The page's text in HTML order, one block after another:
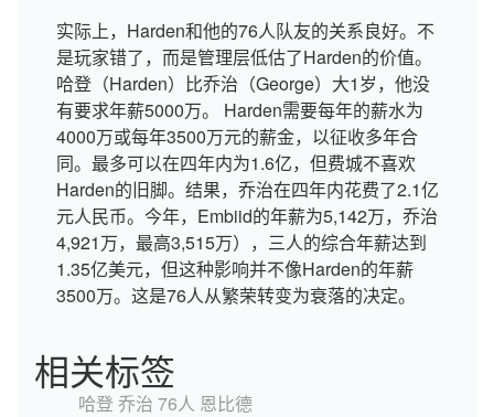
实际上，Harden和他的76人队友的关系良好。不
是玩家错了，而是管理层低估了Harden的价值。
哈登（Harden）比乔治（George）大1岁，他没
有要求年薪5000万。 Harden需要每年的薪水为
4000万或每年3500万元的薪金，以征收多年合
同。最多可以在四年内为1.6亿，但费城不喜欢
Harden的旧脚。结果，乔治在四年内花费了2.1亿
元人民币。今年，Embiid的年薪为5,142万，乔治
4,921万，最高3,515万），三人的综合年薪达到
1.35亿美元，但这种影响并不像Harden的年薪
3500万。这是76人从繁荣转变为衰落的决定。
相关标签
哈登 乔治 76人 恩比德